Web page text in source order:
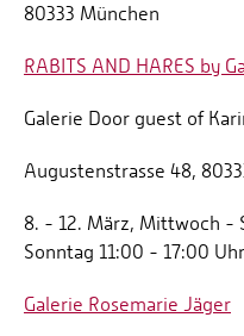
80333 München
RABITS AND HARES by
Galerie Door guest of
Augustenstrasse 48,
8. - 12. März, Mittwoch -
Sonntag 11:00 - 17:00 Uhr
Galerie Rosemarie Jäger